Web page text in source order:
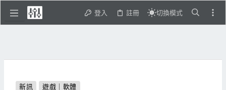
登入 註冊 切換模式
新訊 遊戲｜軟體